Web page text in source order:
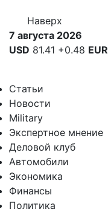
Наверх
7 августа 2026
USD 81.41 +0.48 EUR
Статьи
Новости
Military
Экспертное мнение
Деловой клуб
Автомобили
Экономика
Финансы
Политика